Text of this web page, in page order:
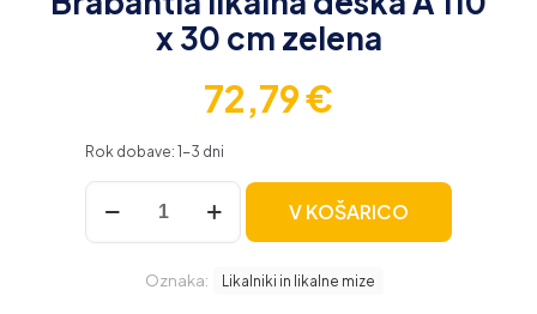
x 30 cm zelena
72,79€
Rok dobave: 1-3 dni
Brabantia
likalna
deska
V KOŠARICO
Oznaka: Likalniki in likalne mize